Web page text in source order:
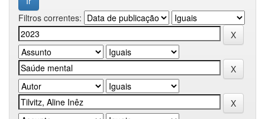
Filtros correntes: